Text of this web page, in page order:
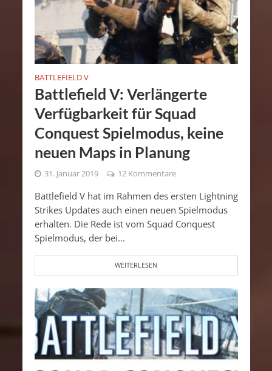
BATTLEFIELD V
Battlefield V: Verlängerte
Verfügbarkeit für Squad
Conquest Spielmodus, keine
neuen Maps in Planung
31. Januar 2019 12 Kommentare
Battlefield V hat im Rahmen des ersten Lightning
Strikes Updates auch einen neuen Spielmodus
erhalten. Die Rede ist vom Squad Conquest
Spielmodus, der bei...
WEITERLESEN